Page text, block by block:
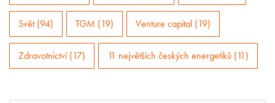
Svět (94) TGM (19) Venture capital (19)
Zdravotnictví (17) 11 největších českých energetiků (11)